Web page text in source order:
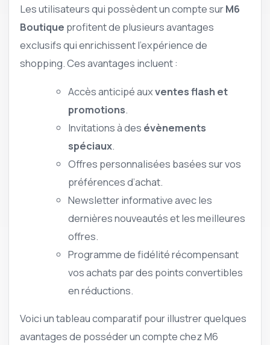
Les utilisateurs qui possèdent un compte surM6
Boutique profitent de plusieurs avantages
exclusifs qui enrichissent l’expérience de
shopping. Ces avantages incluent :
Accès anticipé auxventes flash et
promotions
Invitations à des évènements
spéciaux
Offres personnalisées basées sur vos
préférences d’achat.
Newsletter informative avec les
dernières nouveautés et les meilleures
offres.
Programme de fidélité récompensant
vos achats par des points convertibles
en réductions.
Voici un tableau comparatif pour illustrer quelques
avantages de posséder un compte chez M6